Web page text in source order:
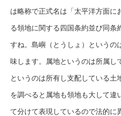
は略称で正式名は「太平洋方面に
る領地に関する四国条約並び同条
すね。島嶼（とうしょ）というの
味します。属地というのは所属し
というのは所有し支配している
を調べると属地も領地も大して違
て分けて表現しているので法的に